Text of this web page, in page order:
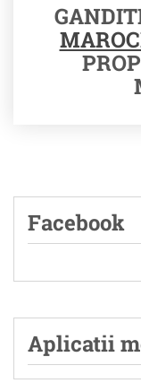
Facebook
Aplicatii